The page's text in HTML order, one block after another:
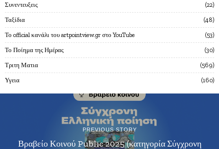
Συνεντευξεις 22
Ταξίδια 48
Το official κανάλι του artpointview.gr στο YouTube 53
Το Ποίημα της Ημέρας 30
Τριτη Ματια 569
Υγεια 160
PREVIOUS STORY
Βραβείο Κοινού Public 2025 (κατηγορία Σύγχρονη